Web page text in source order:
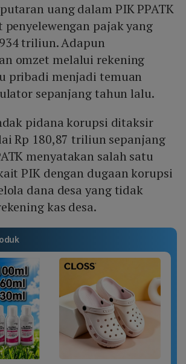
uang dalam PIK PPATK
pajak yang
triliun. Adapun
omzet melalui rekening
pribadi menjadi temuan
sepanjang tahun lalu.
pidana korupsi ditaksir
Rp 180,87 triliun sepanjang
menyatakan salah satu
PIK dengan dugaan korupsi
dana desa yang tidak
kas desa.